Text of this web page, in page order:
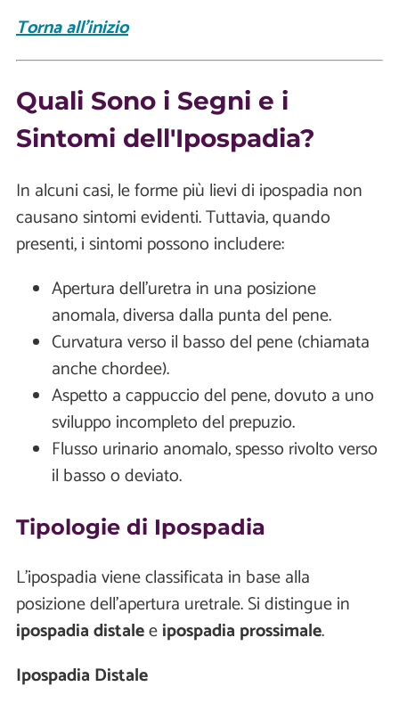
Torna all'inizio
Quali Sono i Segni e i
Sintomi dell'Ipospadia?
In alcuni casi, le forme più lievi di ipospadia non
causano sintomi evidenti. Tuttavia, quando
presenti, i sintomi possono includere:
Apertura dell'uretra in una posizione
anomala, diversa dalla punta del pene.
Curvatura verso il basso del pene (chiamata
anche chordee).
Aspetto a cappuccio del pene, dovuto a uno
sviluppo incompleto del prepuzio.
Flusso urinario anomalo, spesso rivolto verso
il basso o deviato.
Tipologie di Ipospadia
L'ipospadia viene classificata in base alla
posizione dell’apertura uretrale. Si distingue in
ipospadia distaleeipospadia prossimale.
Ipospadia Distale